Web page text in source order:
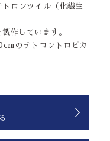
ロンツイル（化繊生
作しています。
のテトロントロピカ